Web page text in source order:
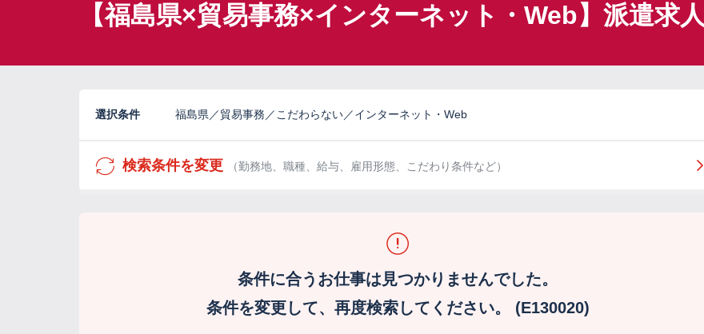
【福島県×貿易事務×インターネット・Web】派遣求人
選択条件 福島県／貿易事務／こだわらない／インターネット・Web
検索条件を変更 （勤務地、職種、給与、雇用形態、こだわり条件など）
条件に合うお仕事は見つかりませんでした。
条件を変更して、再度検索してください。 (E130020)